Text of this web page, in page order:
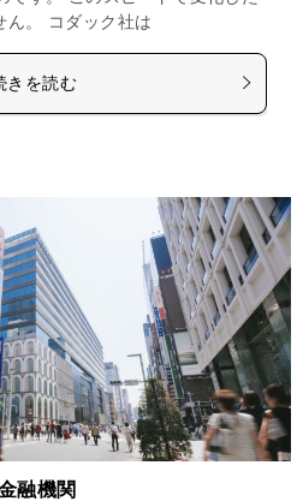
ん。 コダック社は
きを読む
融機関